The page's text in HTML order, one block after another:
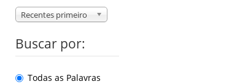
Recentes primeiro
Buscar por:
Todas as Palavras